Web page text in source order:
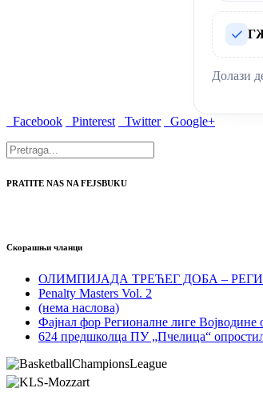
Долази
Facebook Pinterest Twitter Google+
PRATITE NAS NA FEJSBUKU
Скорашњи чланци
ОЛИМПИЈАДА ТРЕЋЕГ ДОБА –
Penalty Masters Vol. 2
(нема наслова)
Фајнал фор Регионалне лиге
624 предшколца ПУ „Пчелица“